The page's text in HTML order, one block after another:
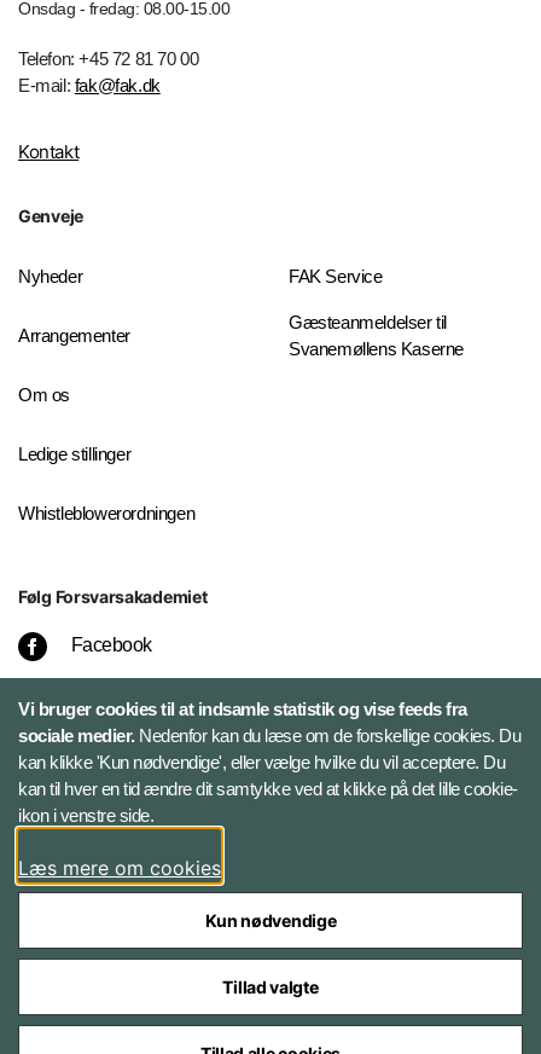
Onsdag - fredag: 08.00-15.00
Telefon: +45 72 81 70 00
E-mail: fak@fak.dk
Kontakt
Genveje
Nyheder
Arrangementer
Om os
Ledige stillinger
Whistleblowerordningen
FAK Service
Gæsteanmeldelser til
Svanemøllens Kaserne
Følg Forsvarsakademiet
Facebook
LinkedIn
Twitter
Bluesky
Styrelser og myndigheder under Forsvarsministeriet
Vi bruger cookies til at indsamle statistik og vise feeds fra
sociale medier.Nedenfor kan du læse om de forskellige cookies. Du
kan klikke 'Kun nødvendige', eller vælge hvilke du vil acceptere. Du
kan til hver en tid ændre dit samtykke ved at klikke på det lille cookie-
ikon i venstre side.
Læs mere om cookies
Kun nødvendige
Tillad valgte